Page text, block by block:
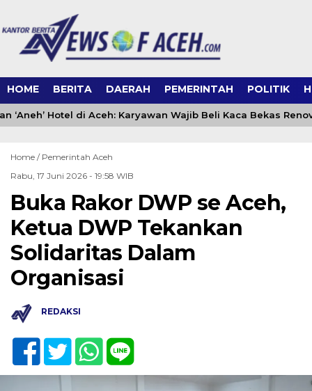
HOME BERITA DAERAH PEMERINTAH POLITIK
‘Aneh’ Hotel di Aceh: Karyawan Wajib Beli Kaca Bekas
Home / Pemerintah Aceh
Rabu, 17 Juni 2026 - 19:58 WIB
Buka Rakor DWP se Aceh,
Ketua DWP Tekankan
Solidaritas Dalam
Organisasi
REDAKSI